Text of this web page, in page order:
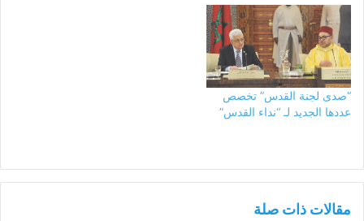
“صدى لجنة القدس” تخصص
عددها الجديد لـ “نداء القدس”
مقالات ذات صلة